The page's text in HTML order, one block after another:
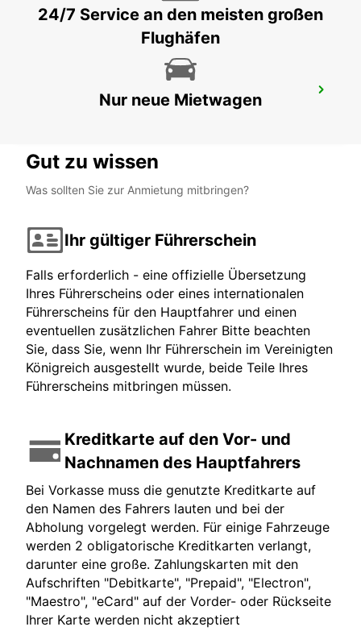
HEILBRONN
24/7 Service an den meisten großen
Flughäfen
Nur neue Mietwagen
Gut zu wissen
Was sollten Sie zur Anmietung mitbringen?
Ihr gültiger Führerschein
Falls erforderlich - eine offizielle Übersetzung
Ihres Führerscheins oder eines internationalen
Führerscheins für den Hauptfahrer und einen
eventuellen zusätzlichen Fahrer Bitte beachten
Sie, dass Sie, wenn Ihr Führerschein im Vereinigten
Königreich ausgestellt wurde, beide Teile Ihres
Führerscheins mitbringen müssen.
Kreditkarte auf den Vor- und
Nachnamen des Hauptfahrers
Bei Vorkasse muss die genutzte Kreditkarte auf
den Namen des Fahrers lauten und bei der
Abholung vorgelegt werden. Für einige Fahrzeuge
werden 2 obligatorische Kreditkarten verlangt,
darunter eine große. Zahlungskarten mit den
Aufschriften "Debitkarte", "Prepaid", "Electron",
"Maestro", "eCard" auf der Vorder- oder Rückseite
Ihrer Karte werden nicht akzeptiert